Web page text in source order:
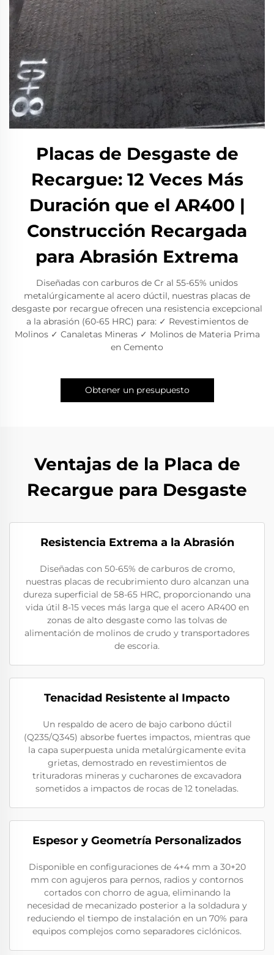
Placas de Desgaste de
Recargue: 12 Veces Más
Duración que el AR400 |
Construcción Recargada
para Abrasión Extrema
Diseñadas con carburos de Cr al 55-65% unidos
metalúrgicamente al acero dúctil, nuestras placas de
desgaste por recargue ofrecen una resistencia excepcional
a la abrasión (60-65 HRC) para: ✓ Revestimientos de
Molinos ✓ Canaletas Mineras ✓ Molinos de Materia Prima
en Cemento
Obtener un presupuesto
Ventajas de la Placa de
Recargue para Desgaste
Resistencia Extrema a la Abrasión
Diseñadas con 50-65% de carburos de cromo,
nuestras placas de recubrimiento duro alcanzan una
dureza superficial de 58-65 HRC, proporcionando una
vida útil 8-15 veces más larga que el acero AR400 en
zonas de alto desgaste como las tolvas de
alimentación de molinos de crudo y transportadores
de escoria.
Tenacidad Resistente al Impacto
Un respaldo de acero de bajo carbono dúctil
(Q235/Q345) absorbe fuertes impactos, mientras que
la capa superpuesta unida metalúrgicamente evita
grietas, demostrado en revestimientos de
trituradoras mineras y cucharones de excavadora
sometidos a impactos de rocas de 12 toneladas.
Espesor y Geometría Personalizados
Disponible en configuraciones de 4+4 mm a 30+20
mm con agujeros para pernos, radios y contornos
cortados con chorro de agua, eliminando la
necesidad de mecanizado posterior a la soldadura y
reduciendo el tiempo de instalación en un 70% para
equipos complejos como separadores ciclónicos.